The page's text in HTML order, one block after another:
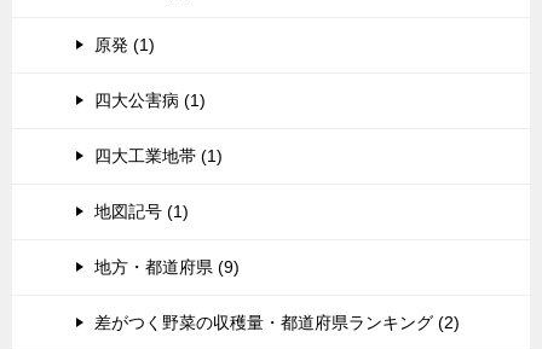
原発 (1)
四大公害病 (1)
四大工業地帯 (1)
地図記号 (1)
地方・都道府県 (9)
差がつく野菜の収穫量・都道府県ランキング (2)